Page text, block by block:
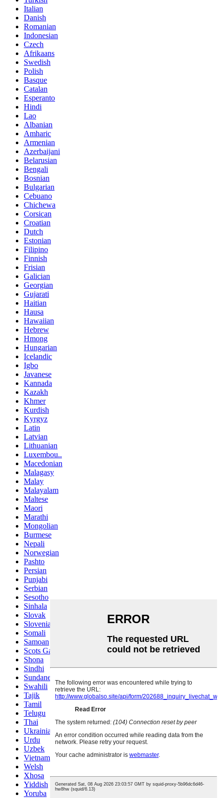
Italian
Danish
Romanian
Indonesian
Czech
Afrikaans
Swedish
Polish
Basque
Catalan
Esperanto
Hindi
Lao
Albanian
Amharic
Armenian
Azerbaijani
Belarusian
Bengali
Bosnian
Bulgarian
Cebuano
Chichewa
Corsican
Croatian
Dutch
Estonian
Filipino
Finnish
Frisian
Galician
Georgian
Gujarati
Haitian
Hausa
Hawaiian
Hebrew
Hmong
Hungarian
Icelandic
Igbo
Javanese
Kannada
Kazakh
Khmer
Kurdish
Kyrgyz
Latin
Latvian
Lithuanian
Luxembou..
Macedonian
Malagasy
Malay
Malayalam
Maltese
Maori
Marathi
Mongolian
Burmese
Nepali
Norwegian
Pashto
Persian
Punjabi
Serbian
Sesotho
Sinhala
Slovak
Slovenian
Somali
Samoan
Scots Gaelic
Shona
Sindhi
Sundanese
Swahili
Tajik
Tamil
Telugu
Thai
Ukrainian
Urdu
Uzbek
Vietnamese
Welsh
Xhosa
Yiddish
Yoruba